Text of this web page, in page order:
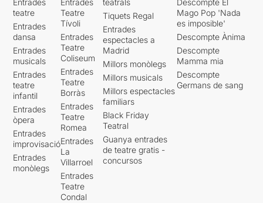
Entrades
teatre
Entrades
dansa
Entrades
musicals
Entrades
teatre
infantil
Entrades
òpera
Entrades
improvisació
Entrades
monòlegs
Entrades
Teatre
Tívoli
Entrades
Teatre
Coliseum
Entrades
Teatre
Borràs
Entrades
Teatre
Romea
Entrades
La
Villarroel
Entrades
Teatre
Condal
teatrals
Tiquets Regal
Entrades
espectacles a
Madrid
Millors monòlegs
Millors musicals
Millors espectacles
familiars
Black Friday
Teatral
Guanya entrades
de teatre gratis -
concursos
Descompte El
Mago Pop 'Nada
es imposible'
Descompte Ànima
Descompte
Mamma mia
Descompte
Germans de sang